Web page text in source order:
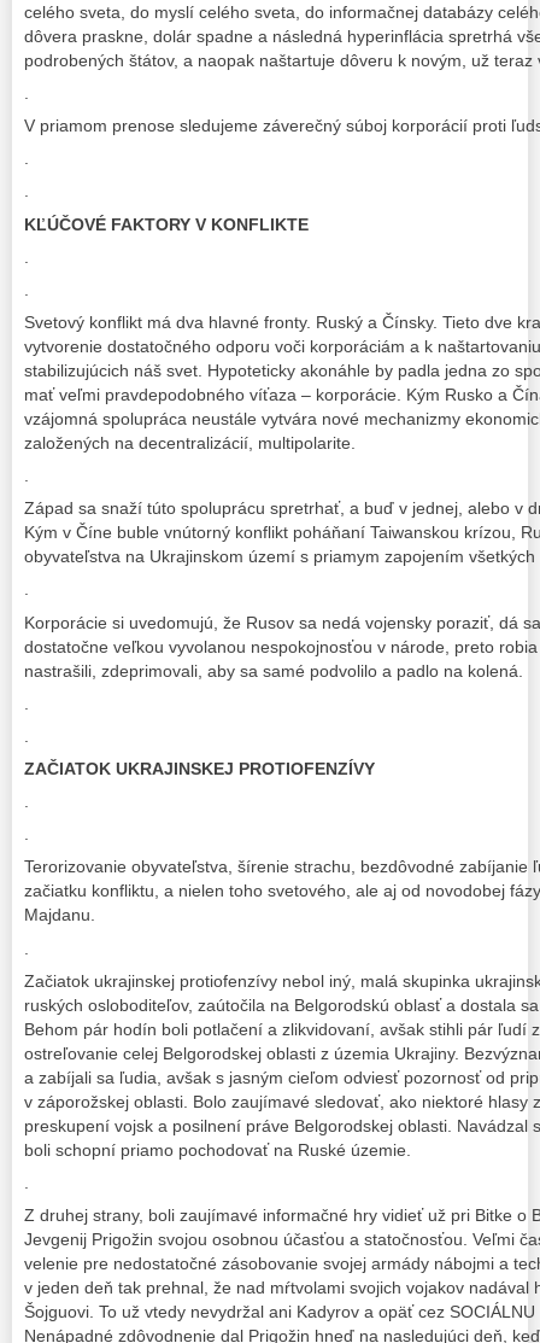
celého sveta, do myslí celého sveta, do informačnej databázy
dôvera praskne, dolár spadne a následná hyperinflácia spretrhá
podrobených štátov, a naopak naštartuje dôveru k novým, už
V priamom prenose sledujeme záverečný súboj korporácií proti
.
.
KĽÚČOVÉ FAKTORY V KONFLIKTE
Svetový konflikt má dva hlavné fronty. Ruský a Čínsky. Tieto dve
vytvorenie dostatočného odporu voči korporáciám a k
stabilizujúcich náš svet. Hypoteticky akonáhle by padla jedna zo
mať veľmi pravdepodobného víťaza – korporácie. Kým Rusko a
vzájomná spolupráca neustále vytvára nové mechanizmy
založených na decentralizácií, multipolarite.
Západ sa snaží túto spoluprácu spretrhať, a buď v jednej, alebo v
Kým v Číne buble vnútorný konflikt poháňaní Taiwanskou krízou,
obyvateľstva na Ukrajinskom území s priamym zapojením všetkých
.
Korporácie si uvedomujú, že Rusov sa nedá vojensky poraziť, dá
dostatočne veľkou vyvolanou nespokojnosťou v národe, preto
nastrašili, zdeprimovali, aby sa samé podvolilo a padlo na kolená.
ZAČIATOK UKRAJINSKEJ PROTIOFENZÍVY
.
Terorizovanie obyvateľstva, šírenie strachu, bezdôvodné zabíjanie
začiatku konfliktu, a nielen toho svetového, ale aj od novodobej
Majdanu.
Začiatok ukrajinskej protiofenzívy nebol iný, malá skupinka
ruských osloboditeľov, zaútočila na Belgorodskú oblasť a dostala
Behom pár hodín boli potlačení a zlikvidovaní, avšak stihli pár ľudí
ostreľovanie celej Belgorodskej oblasti z územia Ukrajiny.
a zabíjali sa ľudia, avšak s jasným cieľom odviesť pozornosť od
v záporožskej oblasti. Bolo zaujímavé sledovať, ako niektoré hlasy
preskupení vojsk a posilnení práve Belgorodskej oblasti. Navádzal
boli schopní priamo pochodovať na Ruské územie.
Z druhej strany, boli zaujímavé informačné hry vidieť už pri Bitke o
Jevgenij Prigožin svojou osobnou účasťou a statočnosťou. Veľmi
velenie pre nedostatočné zásobovanie svojej armády nábojmi a
v jeden deň tak prehnal, že nad mŕtvolami svojich vojakov nadával
Šojguovi. To už vtedy nevydržal ani Kadyrov a opäť cez
Nenápadné zdôvodnenie dal Prigožin hneď na nasledujúci deň,